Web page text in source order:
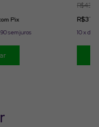
Pix
sem juros 10xde